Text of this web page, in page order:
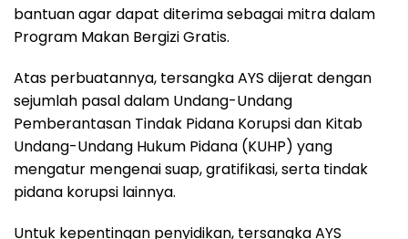
bantuan agar dapat diterima sebagai mitra dalam
Program Makan Bergizi Gratis.
Atas perbuatannya, tersangka AYS dijerat dengan
sejumlah pasal dalam Undang-Undang
Pemberantasan Tindak Pidana Korupsi dan Kitab
Undang-Undang Hukum Pidana (KUHP) yang
mengatur mengenai suap, gratifikasi, serta tindak
pidana korupsi lainnya.
Untuk kepentingan penyidikan, tersangka AYS